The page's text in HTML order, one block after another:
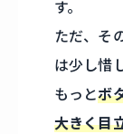
す。
ただ、そ
は少し惜
もっとボ
大きく目